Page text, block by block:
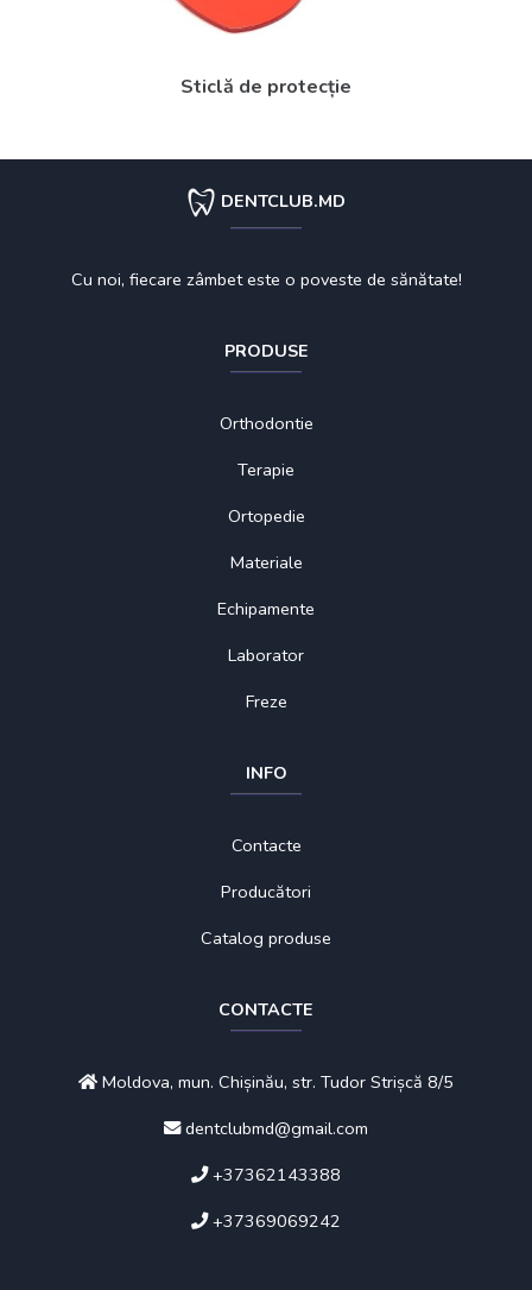
Sticlă de protecție
DENTCLUB.MD
Cu noi, fiecare zâmbet este o poveste de sănătate!
PRODUSE
Orthodontie
Terapie
Ortopedie
Materiale
Echipamente
Laborator
Freze
INFO
Contacte
Producători
Catalog produse
CONTACTE
Moldova, mun. Chișinău, str. Tudor Strișcă 8/5
dentclubmd@gmail.com
+37362143388
+37369069242